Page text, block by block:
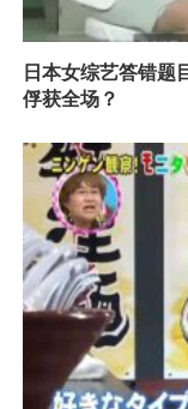
日本女综艺答错题
俘获全场？